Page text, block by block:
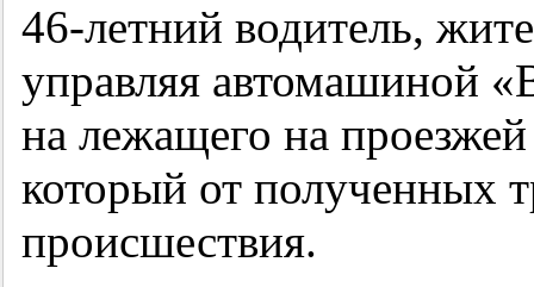
46-летний водитель,
управляя автомашиной
на лежащего на
который от полученных
происшествия.